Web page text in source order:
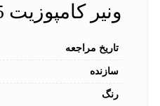
ونیر کامپوزیت 7385 | شماره پرونده : 7385
تاریخ مراجعه
سازنده
رنگ